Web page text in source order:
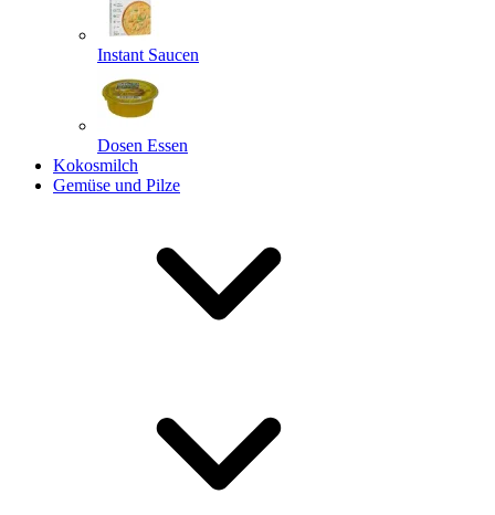
Instant Saucen
Dosen Essen
Kokosmilch
Gemüse und Pilze